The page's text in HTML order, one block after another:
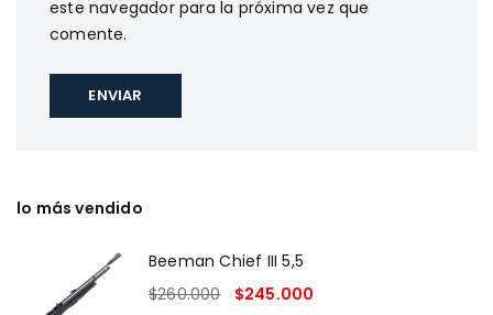
lo más vendido
Beeman Chief III 5,5
$260.000 $245.000
este navegador para la próxima vez que
comente.